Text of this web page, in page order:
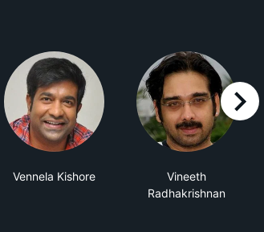
Vennela Kishore
Vineeth
Radhakrishnan
right